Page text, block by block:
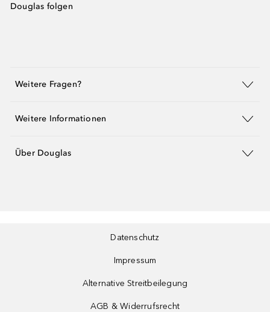
Douglas folgen
Weitere Fragen?
Weitere Informationen
Über Douglas
Datenschutz
Impressum
Alternative Streitbeilegung
AGB & Widerrufsrecht